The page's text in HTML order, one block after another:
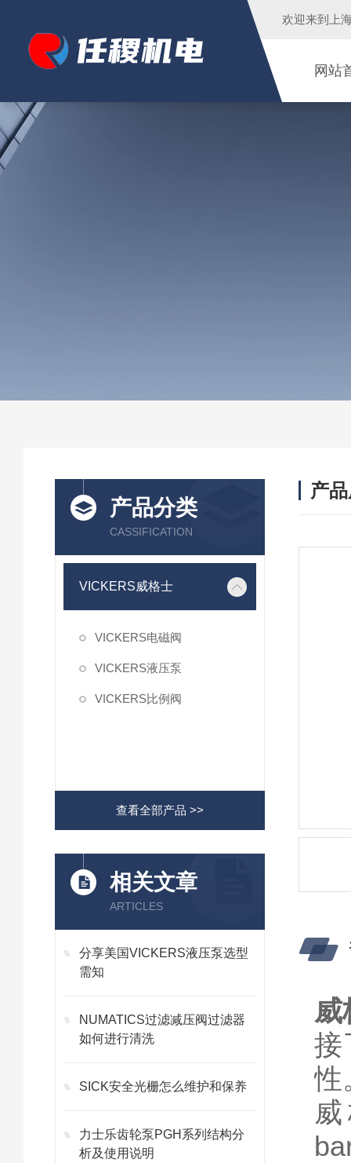
欢迎来到 上
网站
产品分类
CASSIFICATION
VICKERS威格士
VICKERS电磁阀
VICKERS液压泵
VICKERS比例阀
查看全部产品 >>
相关文章
ARTICLES
分享美国VICKERS液压泵选型
需知
NUMATICS过滤减压阀过滤器
如何进行清洗
SICK安全光栅怎么维护和保养
力士乐齿轮泵PGH系列结构分
析及使用说明
产
威
接
性